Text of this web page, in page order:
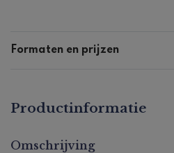
Formaten en prijzen
Productinformatie
Omschrijving